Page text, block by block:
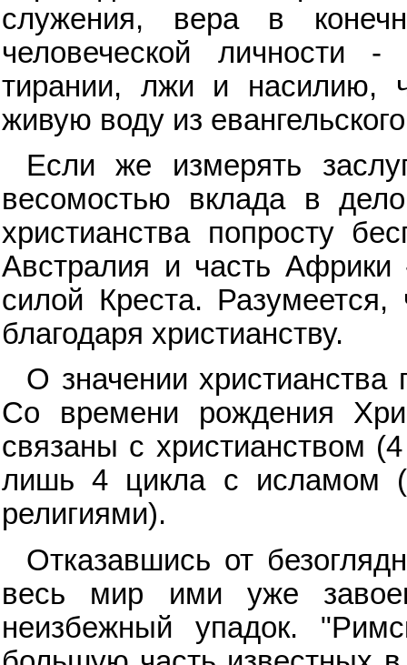
служения, вера в
человеческой личности
тирании, лжи и насилию,
живую воду из
Если же измерять
весомостью вклада в
христианства попросту
Австралия и часть
силой Креста.
благодаря христианству.
О значении христианства
Со времени рождения
связаны с христианством
лишь 4 цикла с исламом
религиями).
Отказавшись от
весь мир ими уже
неизбежный упадок.